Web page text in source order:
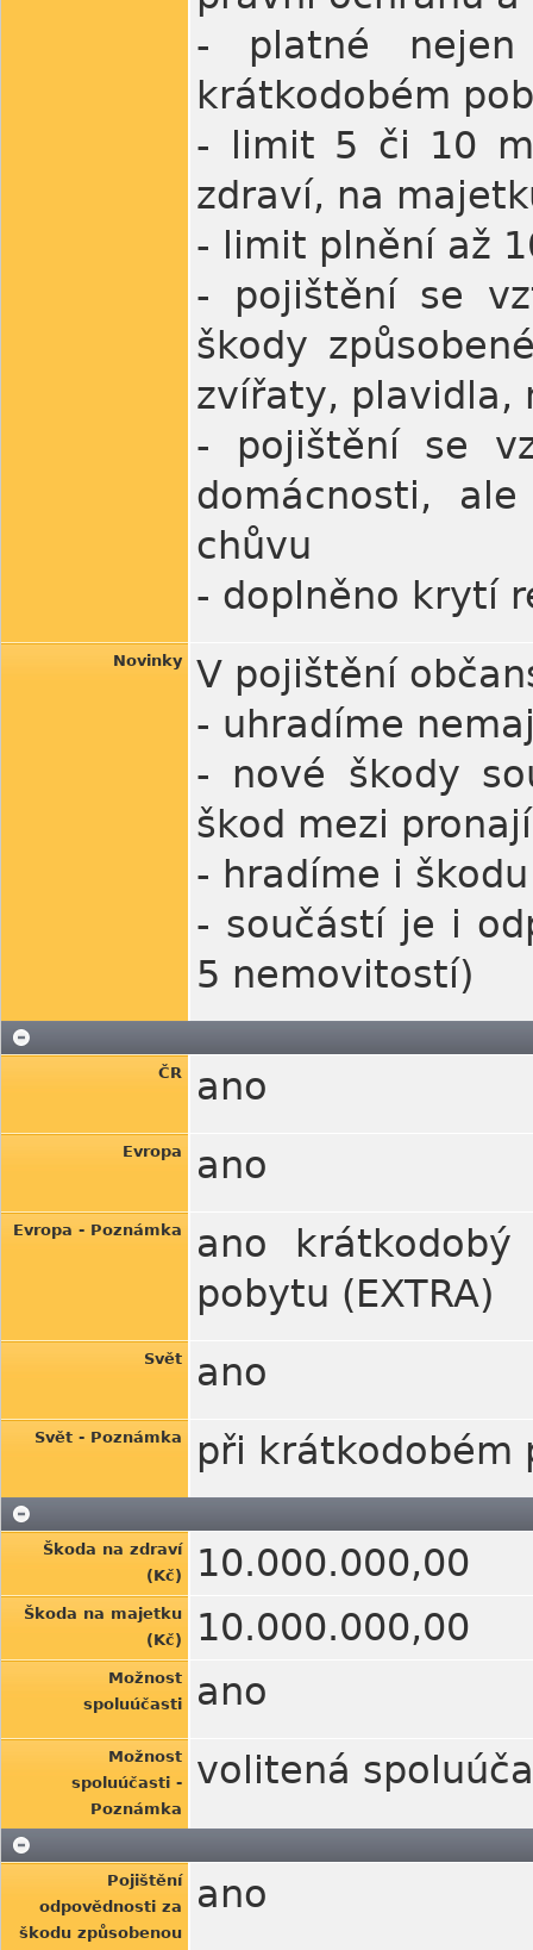
- platné
krátkodobém
- limit 5 či 10
zdraví, na
- limit plnění až
- pojištění se
škody
zvířaty, plavidla,
- pojištění se
domácnosti,
chůvu
- doplněno krytí
Novinky
V pojištění
- uhradíme
- nové škody
škod mezi
- hradíme i
- součástí je i
5 nemovitostí)
ČR ano
Evropa ano
Evropa - Poznámka
ano krátkodobý
pobytu (EXTRA)
Svět ano
Svět - Poznámka při krátkodobém
Škoda na zdraví
(Kč)
10.000.000,00
Škoda na majetku
(Kč)
10.000.000,00
Možnost
spoluúčasti
ano
Možnost
spoluúčasti -
Poznámka
volitená
Pojištění
odpovědnosti za
škodu způsobenou
ano